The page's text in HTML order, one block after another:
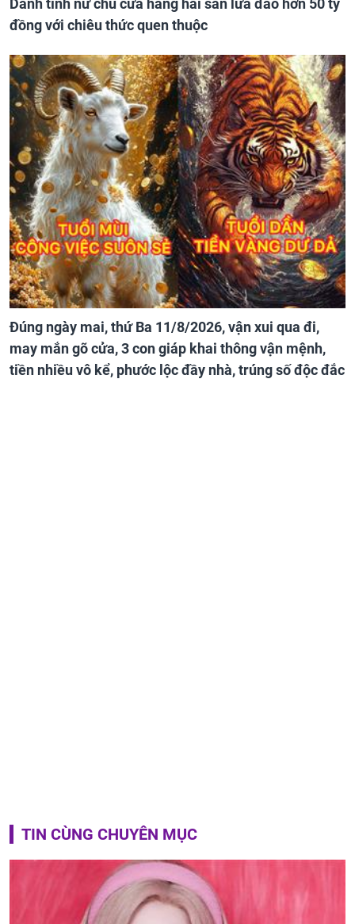
Danh tính nữ chủ cửa hàng hải sản lừa đảo hơn 50 tỷ
đồng với chiêu thức quen thuộc
Đúng ngày mai, thứ Ba 11/8/2026, vận xui qua đi,
may mắn gõ cửa, 3 con giáp khai thông vận mệnh,
tiền nhiều vô kể, phước lộc đầy nhà, trúng số độc đắc
TIN CÙNG CHUYÊN MỤC